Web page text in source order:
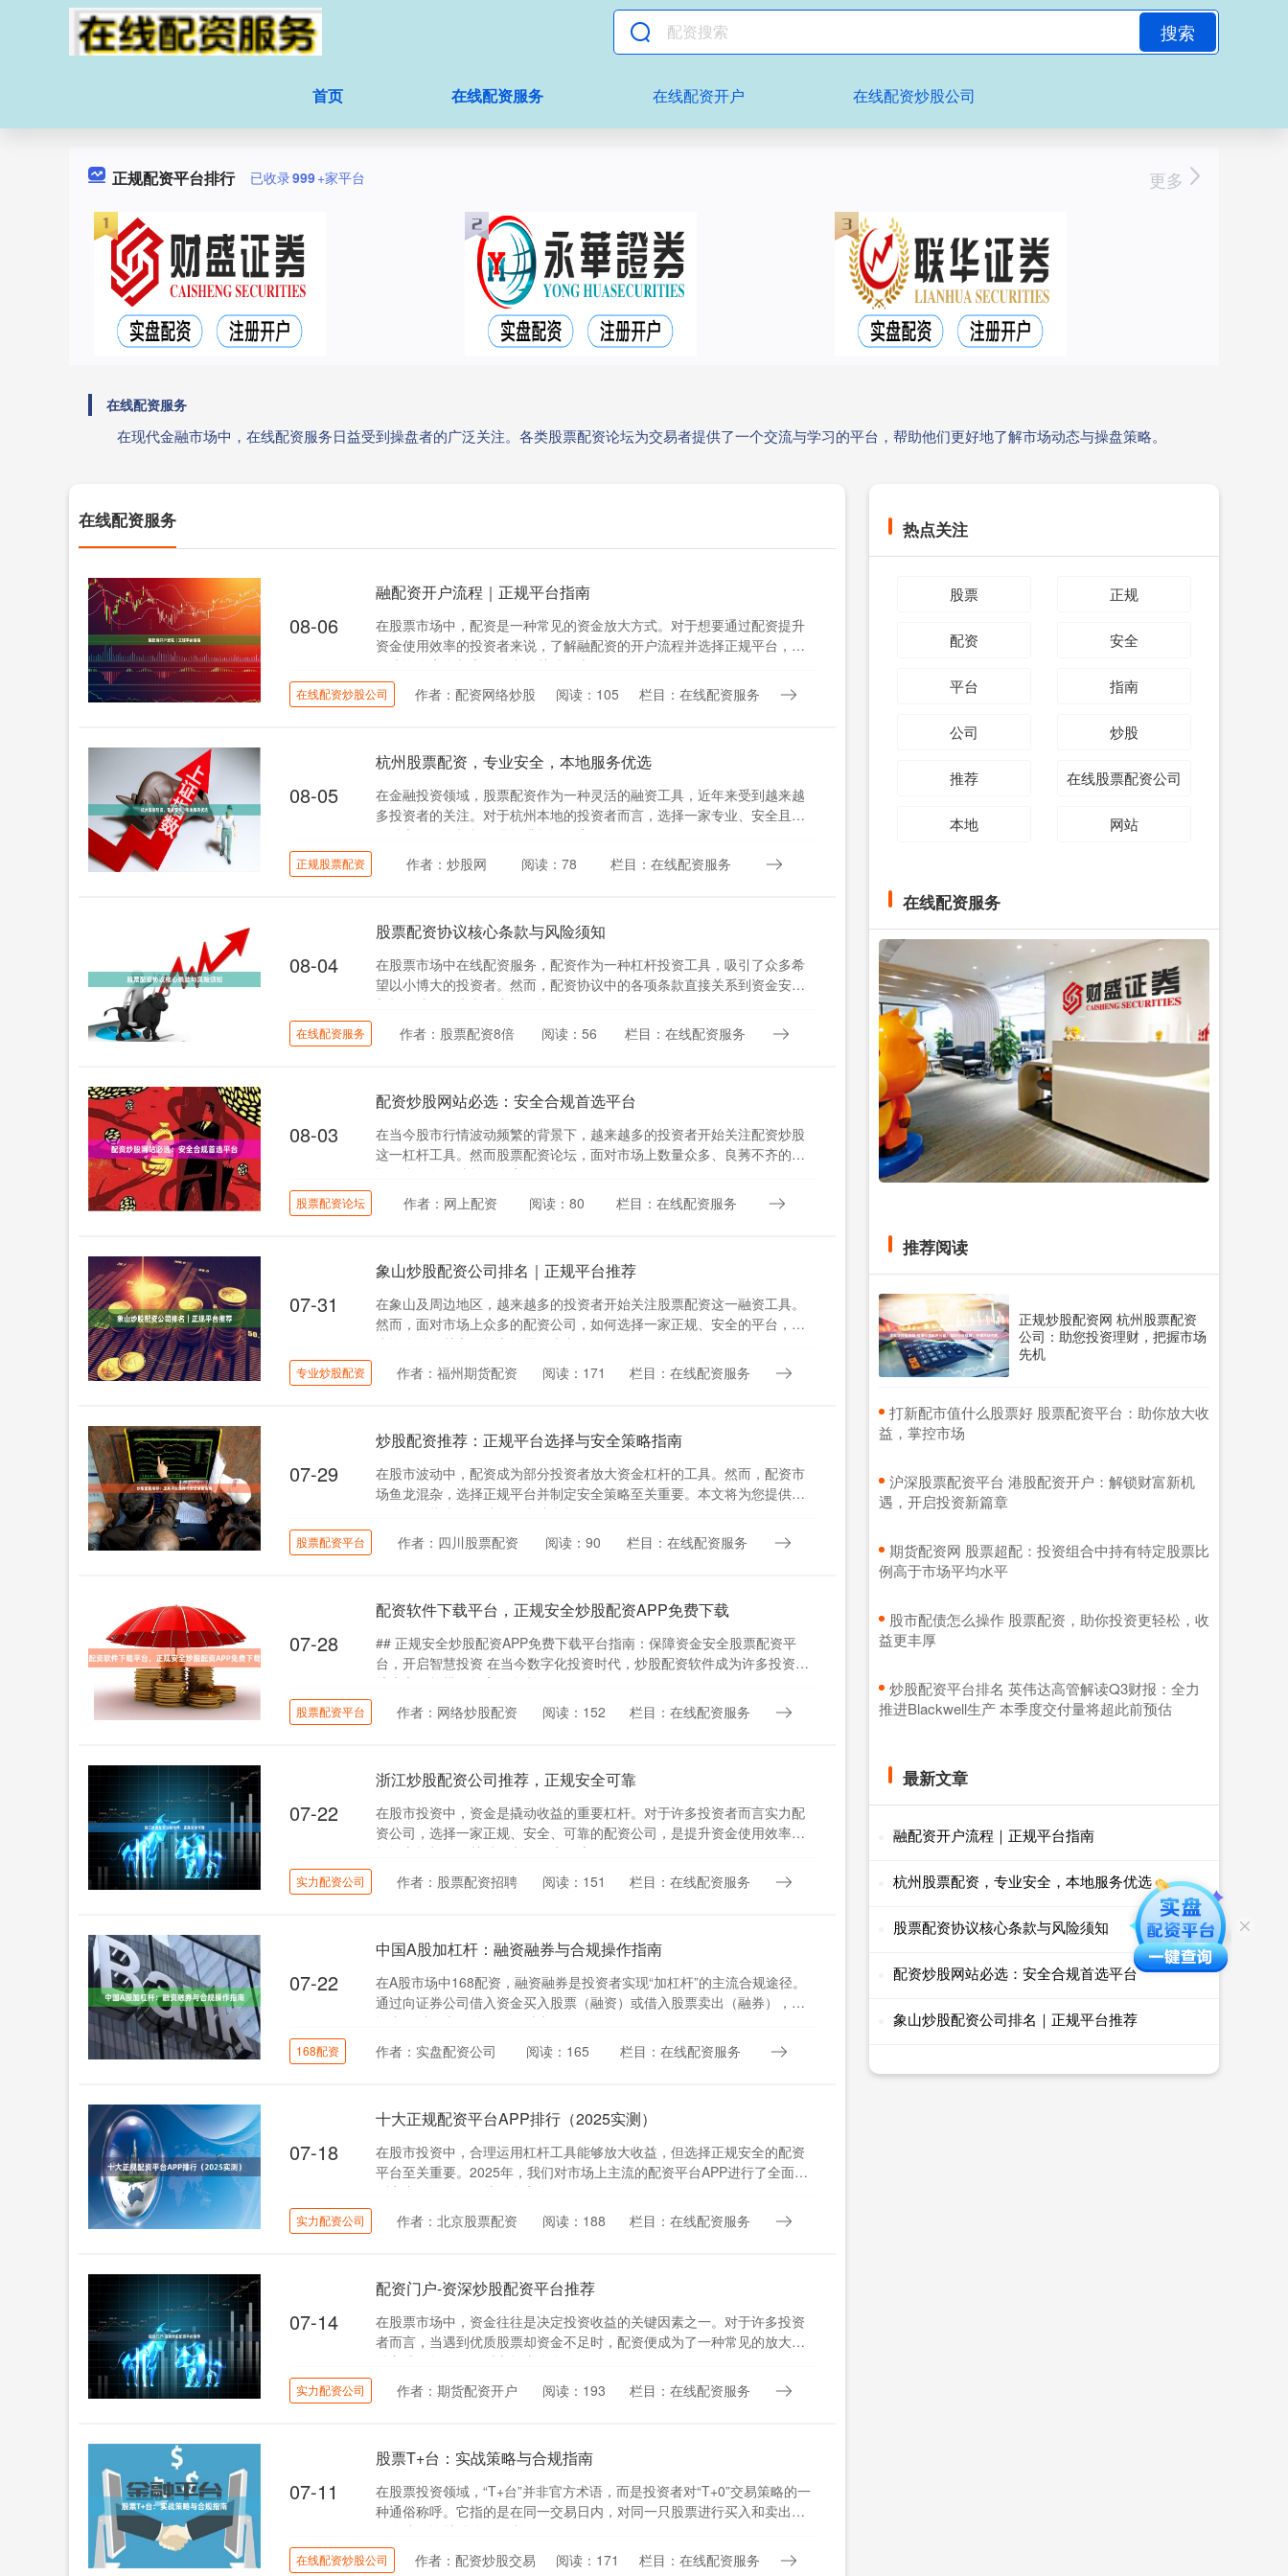
搜索
首页 在线配资服务 在线配资开户 在线配资炒股公司
正规配资平台排行 已收录999+家平台 更多
在线配资服务
在现代金融市场中，在线配资服务日益受到操盘者的广泛关注。各类股票配资论坛为交易者提供了一个交流与学习的平台，帮助他们更好地了解市场动态与操盘策略。
在线配资服务
08-06
融配资开户流程｜正规平台指南
在股票市场中，配资是一种常见的资金放大方式。对于想要通过配资提升
资金使用效率的投资者来说，了解融配资的开户流程并选择正规平台，是
保障资金安全与交易顺利的关键。本....
在线配资炒股公司 作者：配资网络炒股 阅读：105 栏目：在线配资服务
08-05
杭州股票配资，专业安全，本地服务优选
在金融投资领域，股票配资作为一种灵活的融资工具，近年来受到越来越
多投资者的关注。对于杭州本地的投资者而言，选择一家专业、安全且服
务贴心的配资机构，是提升投资效率....
正规股票配资 作者：炒股网 阅读：78 栏目：在线配资服务
08-04
股票配资协议核心条款与风险须知
在股票市场中在线配资服务，配资作为一种杠杆投资工具，吸引了众多希
望以小博大的投资者。然而，配资协议中的各项条款直接关系到资金安全
与投资成败。本文将详细解析股票配....
在线配资服务 作者：股票配资8倍 阅读：56 栏目：在线配资服务
08-03
配资炒股网站必选：安全合规首选平台
在当今股市行情波动频繁的背景下，越来越多的投资者开始关注配资炒股
这一杠杆工具。然而股票配资论坛，面对市场上数量众多、良莠不齐的配
资平台，如何选择一个安全合规的配....
股票配资论坛 作者：网上配资 阅读：80 栏目：在线配资服务
07-31
象山炒股配资公司排名｜正规平台推荐
在象山及周边地区，越来越多的投资者开始关注股票配资这一融资工具。
然而，面对市场上众多的配资公司，如何选择一家正规、安全的平台，成
为许多股民关心的核心问题。本文将....
专业炒股配资 作者：福州期货配资 阅读：171 栏目：在线配资服务
07-29
炒股配资推荐：正规平台选择与安全策略指南
在股市波动中，配资成为部分投资者放大资金杠杆的工具。然而，配资市
场鱼龙混杂，选择正规平台并制定安全策略至关重要。本文将为您提供一
份全面的指南，帮助您在合法合规的....
股票配资平台 作者：四川股票配资 阅读：90 栏目：在线配资服务
07-28
配资软件下载平台，正规安全炒股配资APP免费下载
## 正规安全炒股配资APP免费下载平台指南：保障资金安全股票配资平
台，开启智慧投资 在当今数字化投资时代，炒股配资软件成为许多投资者
扩大交易规模、提高资金利用....
股票配资平台 作者：网络炒股配资 阅读：152 栏目：在线配资服务
07-22
浙江炒股配资公司推荐，正规安全可靠
在股市投资中，资金是撬动收益的重要杠杆。对于许多投资者而言实力配
资公司，选择一家正规、安全、可靠的配资公司，是提升资金使用效率、
把握市场机会的关键。浙江作为经济....
实力配资公司 作者：股票配资招聘 阅读：151 栏目：在线配资服务
07-22
中国A股加杠杆：融资融券与合规操作指南
在A股市场中168配资，融资融券是投资者实现“加杠杆”的主流合规途径。
通过向证券公司借入资金买入股票（融资）或借入股票卖出（融券），投
资者可以放大收益，但同时也....
168配资 作者：实盘配资公司 阅读：165 栏目：在线配资服务
07-18
十大正规配资平台APP排行（2025实测）
在股市投资中，合理运用杠杆工具能够放大收益，但选择正规安全的配资
平台至关重要。2025年，我们对市场上主流的配资平台APP进行了全面实
测实力配资公司，从资金安全....
实力配资公司 作者：北京股票配资 阅读：188 栏目：在线配资服务
07-14
配资门户-资深炒股配资平台推荐
在股票市场中，资金往往是决定投资收益的关键因素之一。对于许多投资
者而言，当遇到优质股票却资金不足时，配资便成为了一种常见的放大收
益方式。然而，面对市场上众多的配....
实力配资公司 作者：期货配资开户 阅读：193 栏目：在线配资服务
07-11
股票T+台：实战策略与合规指南
在股票投资领域，“T+台”并非官方术语，而是投资者对“T+0”交易策略的一
种通俗称呼。它指的是在同一交易日内，对同一只股票进行买入和卖出操
作在线配资炒股公司，利....
在线配资炒股公司 作者：配资炒股交易 阅读：171 栏目：在线配资服务
热点关注
股票 正规
配资 安全
平台 指南
公司 炒股
推荐 在线股票配资公司
本地 网站
在线配资服务
推荐阅读
正规炒股配资网 杭州股票配资
公司：助您投资理财，把握市场
先机
​打新配市值什么股票好 股票配资平台：助你放大收
益，掌控市场
​沪深股票配资平台 港股配资开户：解锁财富新机
遇，开启投资新篇章
​期货配资网 股票超配：投资组合中持有特定股票比
例高于市场平均水平
​股市配债怎么操作 股票配资，助你投资更轻松，收
益更丰厚
​炒股配资平台排名 英伟达高管解读Q3财报：全力
推进Blackwell生产 本季度交付量将超此前预估
最新文章
融配资开户流程｜正规平台指南
杭州股票配资，专业安全，本地服务优选
股票配资协议核心条款与风险须知
配资炒股网站必选：安全合规首选平台
象山炒股配资公司排名｜正规平台推荐